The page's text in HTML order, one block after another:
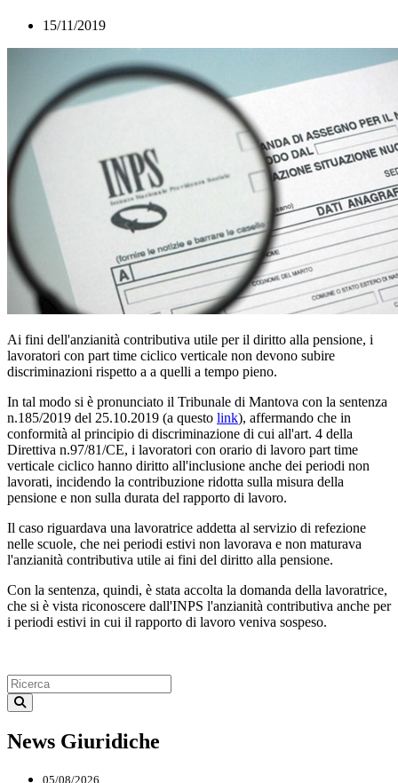
15/11/2019
Ai fini dell'anzianità contributiva utile per il diritto alla pensione, i
lavoratori con part time ciclico verticale non devono subire
discriminazioni rispetto a a quelli a tempo pieno.
In tal modo si è pronunciato il Tribunale di Mantova con la sentenza
n.185/2019 del 25.10.2019 (a questo link), affermando che in
conformità al principio di discriminazione di cui all'art. 4 della
Direttiva n.97/81/CE, i lavoratori con orario di lavoro part time
verticale ciclico hanno diritto all'inclusione anche dei periodi non
lavorati, incidendo la contribuzione ridotta sulla misura della
pensione e non sulla durata del rapporto di lavoro.
Il caso riguardava una lavoratrice addetta al servizio di refezione
nelle scuole, che nei periodi estivi non lavorava e non maturava
l'anzianità contributiva utile ai fini del diritto alla pensione.
Con la sentenza, quindi, è stata accolta la domanda della lavoratrice,
che si è vista riconoscere dall'INPS l'anzianità contributiva anche per
i periodi estivi in cui il rapporto di lavoro veniva sospeso.
News Giuridiche
05/08/2026